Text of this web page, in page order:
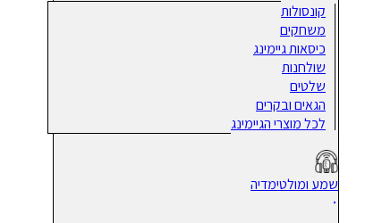
קונסולות
משחקים
כיסאות גיימינג
שולחנות
שלטים
הגאים ובקרים
לכל מוצרי הגיימינג
שמע ומולטימדיה